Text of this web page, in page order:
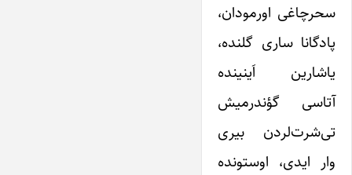
سحرچاغی اورمودان،
پادگانا ساری گلنده،
یاشارین اَینینده
آتاسی گؤندرمیش
تی‌شرت‌لردن بیری
وار ایدی، اوستونده